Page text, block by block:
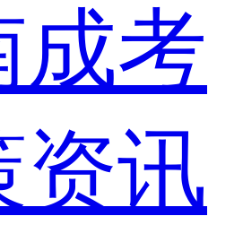
成考
资讯